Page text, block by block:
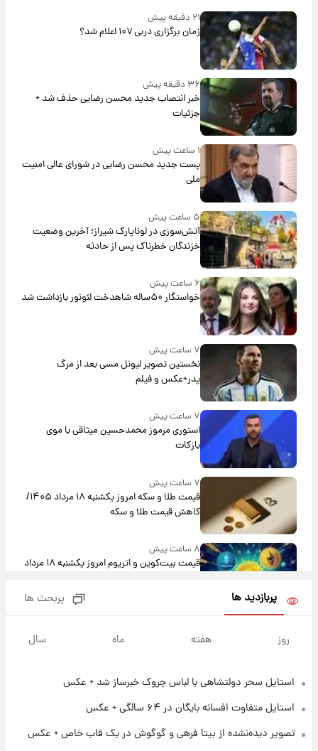
۲۱ دقیقه پیش
زمان برگزاری دربی ۱۰۷ اعلام شد؟
۳۶ دقیقه پیش
خبر انتصاب جدید محسن رضایی حذف شد +
جزئیات
پست جدید محسن رضایی در شورای عالی امنیت
ملی
۵ ساعت پیش
آتش‌سوزی در لوناپارک شیراز؛ آخرین وضعیت
خزندگان خطرناک پس از حادثه
۶ ساعت پیش
خواستگار ۵۰ساله شاهدخت لئونور بازداشت شد
نخستین تصویر لیونل مسی بعد از مرگ
پدر+عکس و فیلم
۷ ساعت پیش
استوری مرموز محمدحسین میثاقی با موی
بازکات
قیمت طلا و سکه امروز یکشنبه ۱۸ مرداد ۱۴۰۵/
کاهش قیمت طلا و سکه
۸ ساعت پیش
قیمت بیت‌کوین و اتریوم امروز یکشنبه ۱۸ مرداد
۱۳ ساعت پیش
پربازدید ها پربحث ها
روز هفته ماه سال
استایل سحر دولتشاهی با لباس چروک خبرساز شد + عکس
استایل متفاوت افسانه بایگان در ۶۴ سالگی + عکس
تصویر دیده‌نشده از بیتا فرهی و گوگوش در یک قاب خاص + عکس